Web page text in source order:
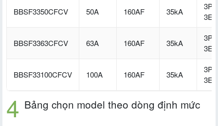
BBSF3350CFCV 50A 160AF 35kA
3P-
3E
BBSF3363CFCV 63A 160AF 35kA
3P-
3E
BBSF33100CFCV 100A 160AF 35kA
3P-
3E
Bảng chọn model theo dòng định mức